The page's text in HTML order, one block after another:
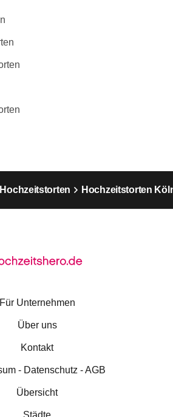
Hochzeitstorten Hochzeitstorten
Für Unternehmen
Über uns
Kontakt
- Datenschutz - AGB
Übersicht
Städte